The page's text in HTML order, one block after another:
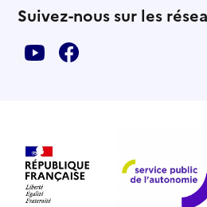
Suivez-nous sur les